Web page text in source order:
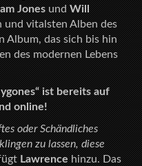
JonesundWill
vitalsten Alben des
Album, das sich bis hin
des modernen Lebens
ist bereits auf
online!
oder Schändliches
zu lassen, diese
Lawrencehinzu. Das